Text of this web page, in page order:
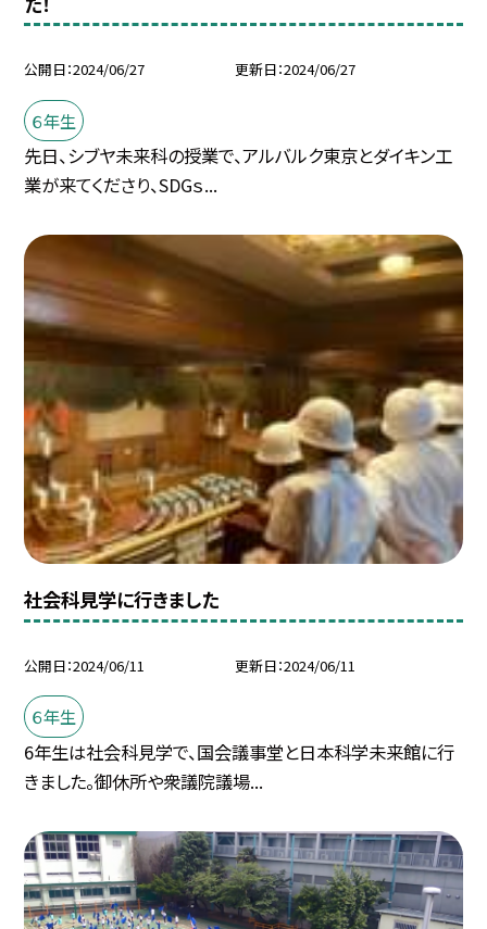
公開日 2024/06/27 更新日 2024/06/27
６年生
先日、シブヤ未来科の授業で、アルバルク東京とダイキン工
業が来てくださり、SDGｓ...
社会科見学に行きました
公開日 2024/06/11 更新日 2024/06/11
６年生
6年生は社会科見学で、国会議事堂と日本科学未来館に行
きました。御休所や衆議院議場...